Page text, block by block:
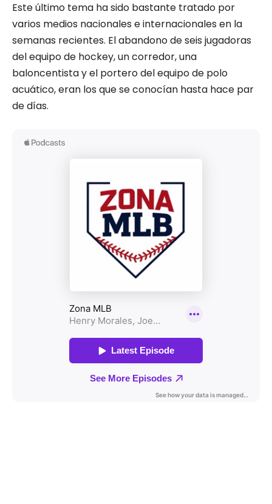
Este último tema ha sido bastante tratado por
varios medios nacionales e internacionales en la
semanas recientes. El abandono de seis jugadoras
del equipo de hockey, un corredor, una
baloncentista y el portero del equipo de polo
acuático, eran los que se conocían hasta hace par
de días.